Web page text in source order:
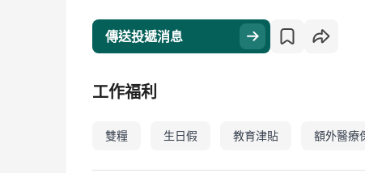
傳送投遞消息
工作福利
雙糧 生日假 教育津貼 額外醫療